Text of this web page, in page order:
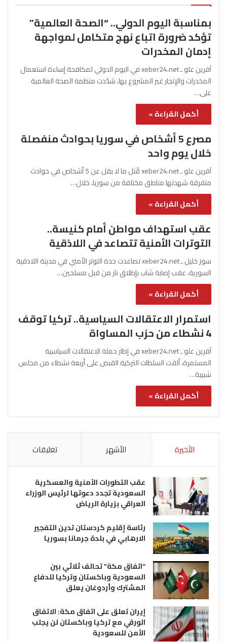
بمناسبة اليوم الدولي.. “الصحة العالمية”
تؤكد ضرورة اتباع نهج متكامل لمواجهة
إدمان المخدرات
آفرين علو ـ xeber24.net في اليوم الدولي لمكافحة إساءة استعمال
المخدرات والإتجار غير المشروع بها، شدّدت منظمة الصحة العالمية
على…
أكمل القراءة »
مصرع 5 أشخاص في سوريا بحوادث منفصلة
خلال يوم واحد
آفرين علو ـ xeber24.net قُتل ما لا يقل عن 5 أشخاص في حوادث
متفرقة شهدتها مناطق مختلفة من سوريا، خلال…
أكمل القراءة »
عقب استهداف مواطن أمام كنيسة..
التوترات الأمنية تتصاعد في اللاذقية
سوز خليل ـ xeber24.net تصاعدت حدة التوتر الأمني في مدينة اللاذقية
السورية، عقب إصابة شاب بإطلاق نار من قبل مسلحين…
أكمل القراءة »
استمرار الاعتقالات السياسية.. تركيا توقف
4 نشطاء من حزب المساواة
آفرين علو ـ xeber24.net في إطار حملة الاعتقالات السياسية
المستمرة، ألقت السلطات التركية القبض على أربعة نشطاء من مجلس
شبيبة…
أكمل القراءة »
الأخيرة الأشهر تعليقات
عقب التطورات الأمنية والعسكرية
السعودية تجدد دعوتها لرئيس الوزراء
العراقي بزيارة الرياض
رئاسة إقليم كردستان تدين التفجير
الارهابي في بلدة جرمانا بسوريا
“اتفاق مكة” تحالف ثلاثي بين
السعودية وباكستان وتركيا للدفاع
المشترك وأردوغان يعلق
إيران تعلق على اتفاق مكة: الاتفاق
الورقي مع تركيا وباكستان لن يجلب
الأمن للسعودية